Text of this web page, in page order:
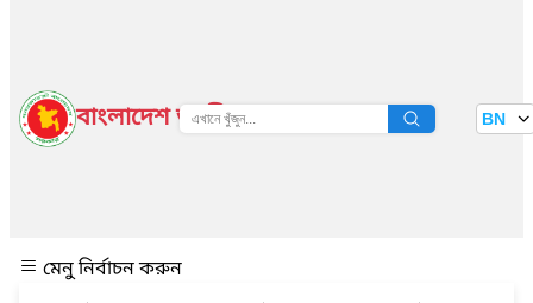
বাংলাদেশ জাতীয় তথ্য বাতায়ন BN
মেনু নির্বাচন করুন